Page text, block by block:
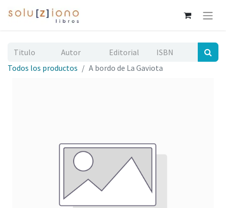
Todos los productos A bordo de La Gaviota